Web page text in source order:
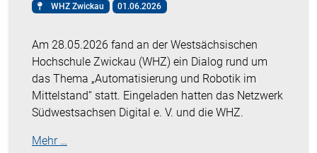
WHZ Zwickau 01.06.2026
Am 28.05.2026 fand an der Westsächsischen
Hochschule Zwickau (WHZ) ein Dialog rund um
das Thema „Automatisierung und Robotik im
Mittelstand“ statt. Eingeladen hatten das Netzwerk
Südwestsachsen Digital e. V. und die WHZ.
Mehr …